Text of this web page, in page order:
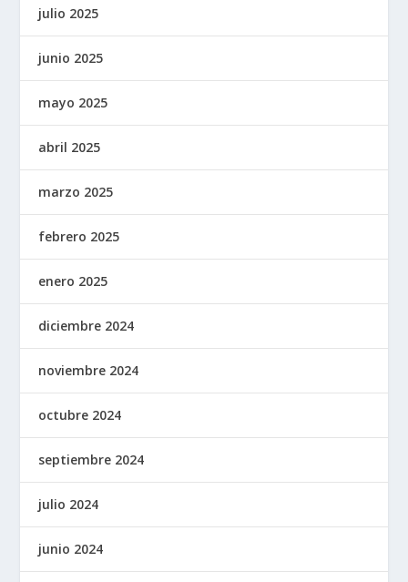
julio 2025
junio 2025
mayo 2025
abril 2025
marzo 2025
febrero 2025
enero 2025
diciembre 2024
noviembre 2024
octubre 2024
septiembre 2024
julio 2024
junio 2024